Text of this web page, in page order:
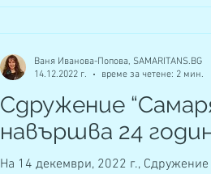
Сдружение
навършва 24
На 14 декември, 2022 г., Сдружение
Ваня Иванова-Попова, SAMARITANS.BG
14.12.2022 г.
време за четене: 2 мин.